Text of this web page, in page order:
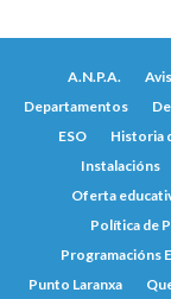
A.N.P.A.
Departamentos
ESO
Historia
Instalacións
Oferta
Política de
Programacións
Punto Laranxa